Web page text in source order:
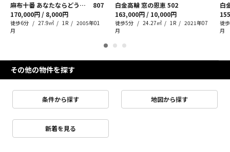
麻布十番 あなたならどう使う？
807
170,000円 / 8,000円
徒歩6分 27.9㎡ 1R
2005年01
月
白金高輪 窓の恩恵 502
163,000円 / 10,000円
徒歩5分 24.27㎡ 1R
2021年07
月
徒
月
その他の物件を探す
条件から探す 地図から探す
新着を見る